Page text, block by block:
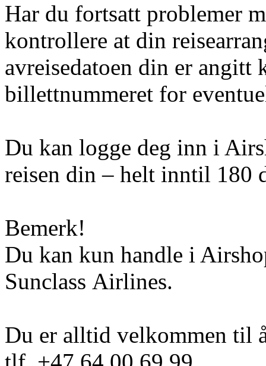
Har du fortsatt problemer
kontrollere at din
avreisedatoen din er angitt
billettnummeret for
Du kan logge deg inn i
reisen din – helt inntil 180
Bemerk!
Du kan kun handle i
Sunclass Airlines.
Du er alltid velkommen til